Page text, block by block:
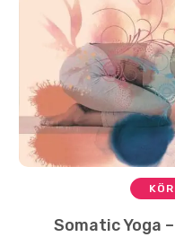
Somatic Yoga